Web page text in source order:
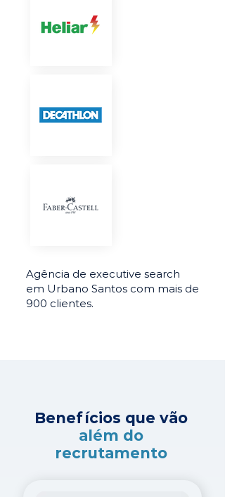
Agência de executive search
em Urbano Santos com mais de
900 clientes.
Benefícios que vão
além do
recrutamento